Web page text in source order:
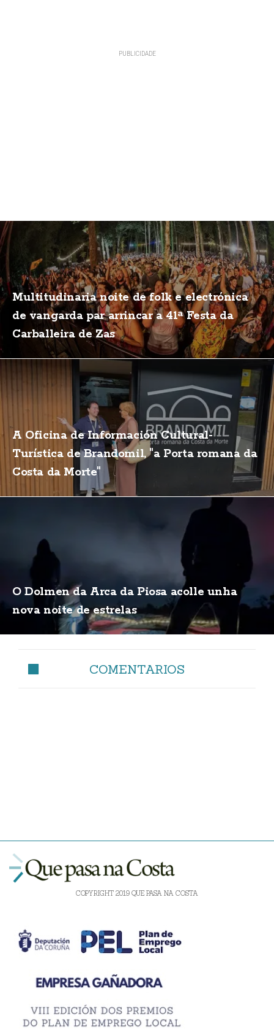
Multitudinaria noite de folk e electrónica
de vangarda par arrincar a 41ª Festa da
Carballeira de Zas
A Oficina de Información Cultural-
Turística de Brandomil, "a Porta romana da
Costa da Morte"
O Dolmen da Arca da Piosa acolle unha
nova noite de estrelas
COMENTARIOS
COPYRIGHT 2019 QUE PASA NA COSTA